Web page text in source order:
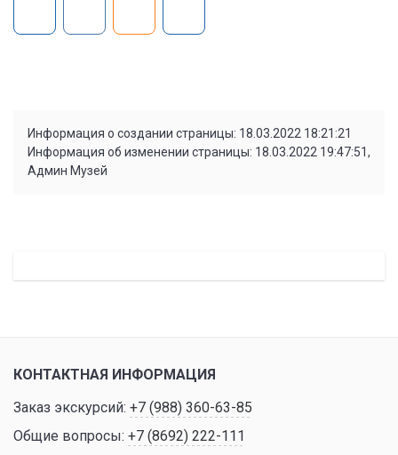
Информация о создании страницы: 18.03.2022 18:21:21
Информация об изменении страницы: 18.03.2022 19:47:51,
Админ Музей
КОНТАКТНАЯ ИНФОРМАЦИЯ
Заказ экскурсий: +7 (988) 360-63-85
Общие вопросы: +7 (8692) 222-111